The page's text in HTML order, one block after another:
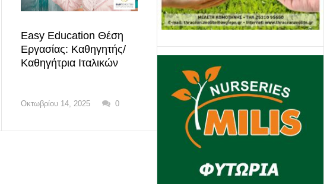
Easy Education Θέση
Εργασίας: Καθηγητής/
Καθηγήτρια Ιταλικών
Οκτωβρίου 14, 2025 0